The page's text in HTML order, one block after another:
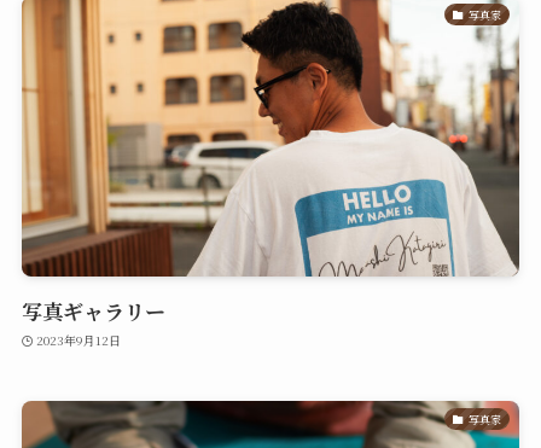
写真家
写真ギャラリー
2023年9月12日
写真家